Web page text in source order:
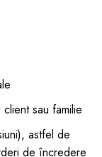
sau familie
astfel de
de încredere